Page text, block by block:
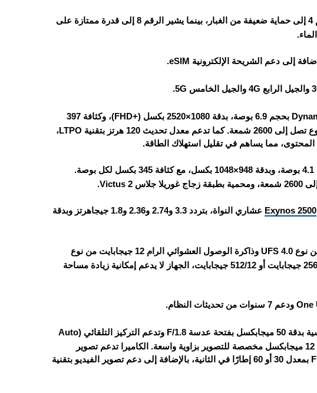
الجهاز مقاوم للماء والغبار بمعيار IP48، حيث يشير الرقم 4 إلى حماية ضعيفة من الغبار، بينما يشير الرقم 8 إلى قدرة ممتازة على
الشاشة الداخلية: يأتي الهاتف بشاشة Dynamic AMOLED 2X بحجم 6.9 بوصة، بدقة 1080×2520 بكسل (+FHD)، وكثافة 397
بكسل لكل بوصة. الشاشة تدعم تقنية +HDR10 ودرجة سطوع تصل إلى 2600 شمعة. كما تدعم معدل تحديث 120 هرتز بتقنية LTPO،
الشاشة الخارجية: تأتي من نوع Super AMOLED بحجم 4.1 بوصة، وبدقة 948×1048 بكسل، مع كثافة 345 بكسل لكل بوصة.
Exynos 2500
عشاري النواة، بتردد 3.3 و2.74 و2.36 و1.8 جيجاهرتز وبدقة
الهاتف يأتي بذاكرة تخزين داخلية 256 أو 512 جيجابايت من نوع UFS 4.0 وذاكرة الوصول العشوائي الرام 12 جيجابايت من نوع
LPDDR5X، خيارات التخزين مقسمة على النحو التالي: 256/12 جيجابايت أو 512/12 جيجابايت، الجهاز لا يدعم إمكانية زيادة مساحة
الهاتف يحتوي على كاميرا خلفية مزدوجة: الكاميرا الرئيسية بدقة 50 ميجابكسل بفتحة عدسة F/1.8 وتدعم التركيز التلقائي (Auto
Focus) وتقنية التثبيت البصري (OIS)، والكاميرا الثانية بدقة 12 ميجابكسل مخصصة للتصوير بزاوية واسعة. الكاميرا تدعم تصوير
الفيديو بدقة 4K بمعدل 30 أو 60 إطارًا في الثانية، وبدقة FHD بمعدل 30 أو 60 إطارًا في الثانية، بالإضافة إلى دعم تصوير الفيديو بتقنية